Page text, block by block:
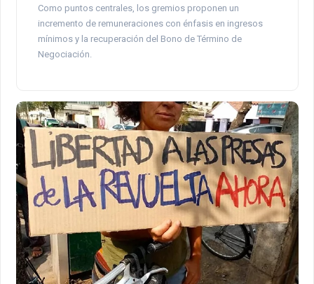
Como puntos centrales, los gremios proponen un
incremento de remuneraciones con énfasis en ingresos
mínimos y la recuperación del Bono de Término de
Negociación.